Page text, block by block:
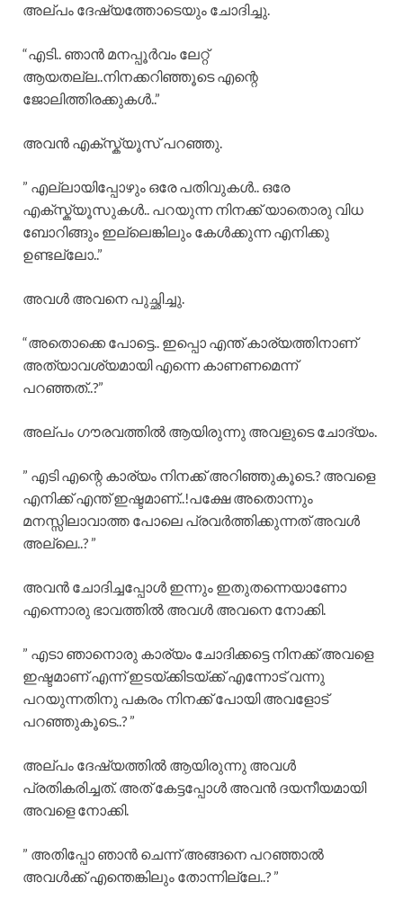
അല്പം ദേഷ്യത്തോടെയും ചോദിച്ചു.
“എടി.. ഞാൻ മനപ്പൂർവം ലേറ്റ്
ആയതല്ല..നിനക്കറിഞ്ഞൂടെ എന്റെ
ജോലിത്തിരക്കുകൾ..”
അവൻ എക്സ്ക്യൂസ് പറഞ്ഞു.
” എല്ലായിപ്പോഴും ഒരേ പതിവുകൾ.. ഒരേ
എക്സ്ക്യൂസുകൾ.. പറയുന്ന നിനക്ക് യാതൊരു വിധ
ബോറിങ്ങും ഇല്ലെങ്കിലും കേൾക്കുന്ന എനിക്കു
ഉണ്ടല്ലോ..”
അവൾ അവനെ പുച്ഛിച്ചു.
“അതൊക്കെ പോട്ടെ.. ഇപ്പൊ എന്ത് കാര്യത്തിനാണ്
അത്യാവശ്യമായി എന്നെ കാണണമെന്ന്
പറഞ്ഞത്..?”
അല്പം ഗൗരവത്തിൽ ആയിരുന്നു അവളുടെ ചോദ്യം.
” എടി എന്റെ കാര്യം നിനക്ക് അറിഞ്ഞുകൂടെ.? അവളെ
എനിക്ക് എന്ത് ഇഷ്ടമാണ്..!പക്ഷേ അതൊന്നും
മനസ്സിലാവാത്ത പോലെ പ്രവർത്തിക്കുന്നത് അവൾ
അല്ലെ..? ”
അവൻ ചോദിച്ചപ്പോൾ ഇന്നും ഇതുതന്നെയാണോ
എന്നൊരു ഭാവത്തിൽ അവൾ അവനെ നോക്കി.
” എടാ ഞാനൊരു കാര്യം ചോദിക്കട്ടെ നിനക്ക് അവളെ
ഇഷ്ടമാണ് എന്ന് ഇടയ്ക്കിടയ്ക്ക് എന്നോട് വന്നു
പറയുന്നതിനു പകരം നിനക്ക് പോയി അവളോട്
പറഞ്ഞുകൂടെ..? ”
അല്പം ദേഷ്യത്തിൽ ആയിരുന്നു അവൾ
പ്രതികരിച്ചത്. അത് കേട്ടപ്പോൾ അവൻ ദയനീയമായി
അവളെ നോക്കി.
” അതിപ്പോ ഞാൻ ചെന്ന് അങ്ങനെ പറഞ്ഞാൽ
അവൾക്ക് എന്തെങ്കിലും തോന്നില്ലേ..? ”